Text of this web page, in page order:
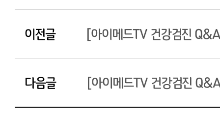
이전글 [아이메드TV 건강검진 Q&A] 유방촬
다음글 [아이메드TV 건강검진